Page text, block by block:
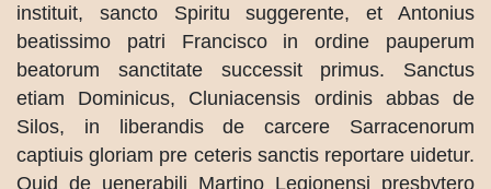
instituit, sancto Spiritu suggerente, et Antonius
beatissimo patri Francisco in ordine pauperum
beatorum sanctitate successit primus. Sanctus
etiam Dominicus, Cluniacensis ordinis abbas de
Silos, in liberandis de carcere Sarracenorum
captiuis gloriam pre ceteris sanctis reportare uidetur.
Quid de uenerabili Martino Legionensi presbytero